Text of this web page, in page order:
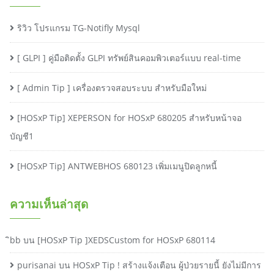
ริวิว โปรแกรม TG-Notifly Mysql
[ GLPI ] คู่มือติดตั้ง GLPI ทรัพย์สินคอมพิวเตอร์แบบ real-time
[ Admin Tip ] เครื่องตรวจสอบระบบ สำหรับมือใหม่
[HOSxP Tip] XEPERSON for HOSxP 680205 สำหรับหน้าจอ
บัญชี1
[HOSxP Tip] ANTWEBHOS 680123 เพิ่มเมนูปิดลูกหนี้
ความเห็นล่าสุด
ิbb บน [HOSxP Tip ]XEDSCustom for HOSxP 680114
purisanai บน HOSxP Tip ! สร้างแจ้งเตือน ผู้ป่วยรายนี้ ยังไม่มีการ